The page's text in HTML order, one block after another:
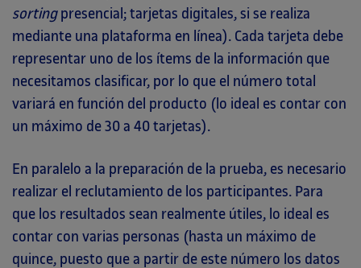
sortingpresencial; tarjetas digitales, si se realiza
mediante una plataforma en línea). Cada tarjeta debe
representar uno de los ítems de la información que
necesitamos clasificar, por lo que el número total
variará en función del producto (lo ideal es contar con
un máximo de 30 a 40 tarjetas).
En paralelo a la preparación de la prueba, es necesario
realizar el reclutamiento de los participantes. Para
que los resultados sean realmente útiles, lo ideal es
contar con varias personas (hasta un máximo de
quince, puesto que a partir de este número los datos